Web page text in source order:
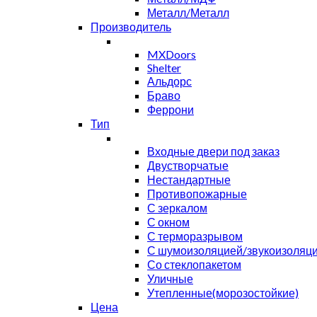
Металл/Металл
Производитель
MXDoors
Shelter
Альдорс
Браво
Феррони
Тип
Входные двери под заказ
Двустворчатые
Нестандартные
Противопожарные
С зеркалом
С окном
С терморазрывом
С шумоизоляцией/
Со стеклопакетом
Уличные
Утепленные(морозостойкие)
Цена